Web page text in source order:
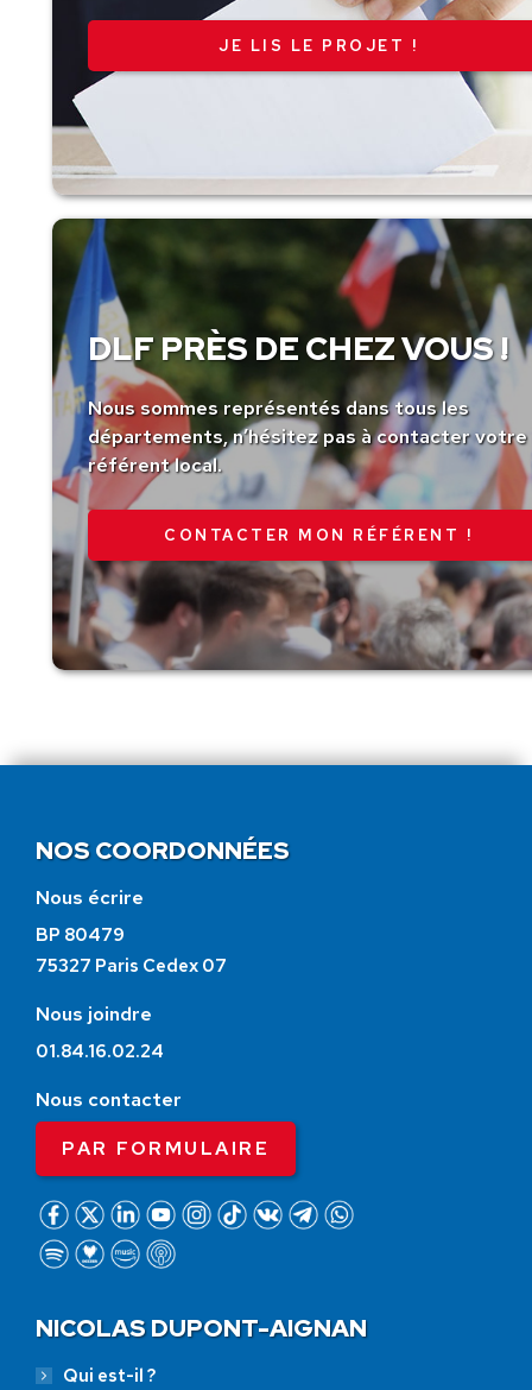
JE LIS LE PROJET !
DLF PRÈS DE CHEZ VOUS !
Nous sommes représentés dans tous les
départements, n’hésitez pas à contacter votre
référent local.
CONTACTER MON RÉFÉRENT !
NOS COORDONNÉES
Nous écrire
BP 80479
75327 Paris Cedex 07
Nous joindre
01.84.16.02.24
Nous contacter
PAR FORMULAIRE
NICOLAS DUPONT-AIGNAN
Qui est-il ?